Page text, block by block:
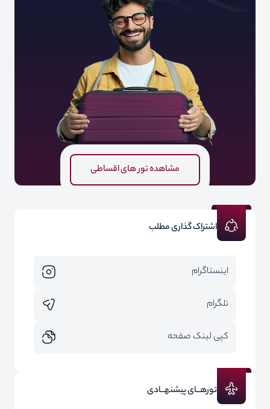
مشاهده تور های اقساطی
اشتراک گذاری مطلب
اینستاگرام
تلگرام
کپی لینک صفحه
تورهــای پیشنهــادی